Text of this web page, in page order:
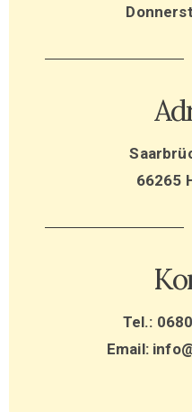
66265
Tel.:
Email: